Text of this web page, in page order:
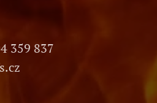
359 837